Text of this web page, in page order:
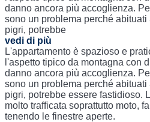
danno ancora più accoglienza.
sono un problema perché
pigri, potrebbe
vedi di più
L'appartamento è spazioso e
l'aspetto tipico da montagna con
danno ancora più accoglienza.
sono un problema perché
pigri, potrebbe essere fastidioso.
molto trafficata soprattutto moto,
tenendo le finestre aperte.